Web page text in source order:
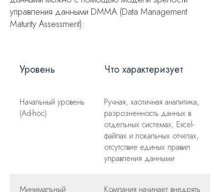
управления данными DMMA (Data Management
Maturity Assessment):
Уровень Что характеризует
Начальный уровень
(Ad-hoc)
Ручная, хаотичная аналитика,
разрозненность данных в
отдельных системах, Excel-
файлах и локальных отчетах,
отсутствие единых правил
управления данными
Минимальный
Компания начинает внедрять